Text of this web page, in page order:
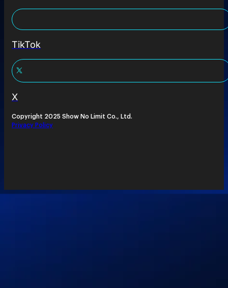
TikTok
X
Copyright 2025 Show No Limit Co., Ltd.
Privacy Policy